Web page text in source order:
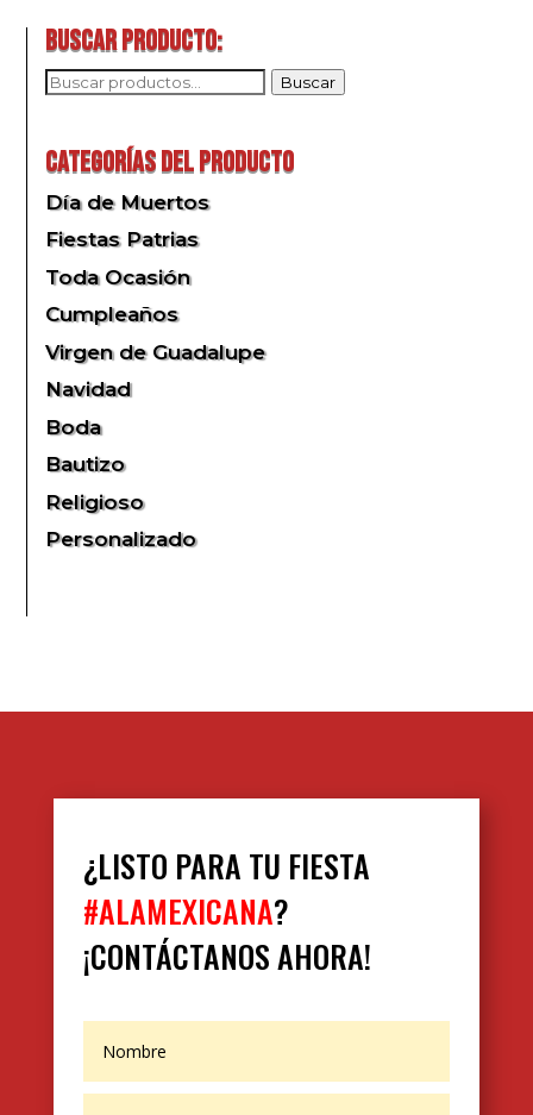
Buscar producto:
Buscar
Buscar
Categorías del producto
Día de Muertos
Fiestas Patrias
Toda Ocasión
Cumpleaños
Virgen de Guadalupe
Navidad
Boda
Bautizo
Religioso
Personalizado
¿LISTO PARA TU FIESTA
#ALAMEXICANA?
¡CONTÁCTANOS AHORA!